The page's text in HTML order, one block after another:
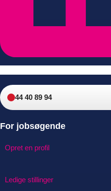
44 40 89 94
For jobsøgende
Opret en profil
Ledige stillinger